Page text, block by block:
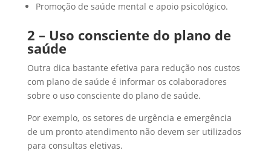
Promoção de saúde mental e apoio psicológico.
2 – Uso consciente do plano de
saúde
Outra dica bastante efetiva para redução nos custos
com plano de saúde é informar os colaboradores
sobre o uso consciente do plano de saúde.
Por exemplo, os setores de urgência e emergência
de um pronto atendimento não devem ser utilizados
para consultas eletivas.